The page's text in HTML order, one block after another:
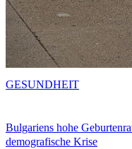
Bulgariens hohe
demografische Krise
GESUNDHEIT